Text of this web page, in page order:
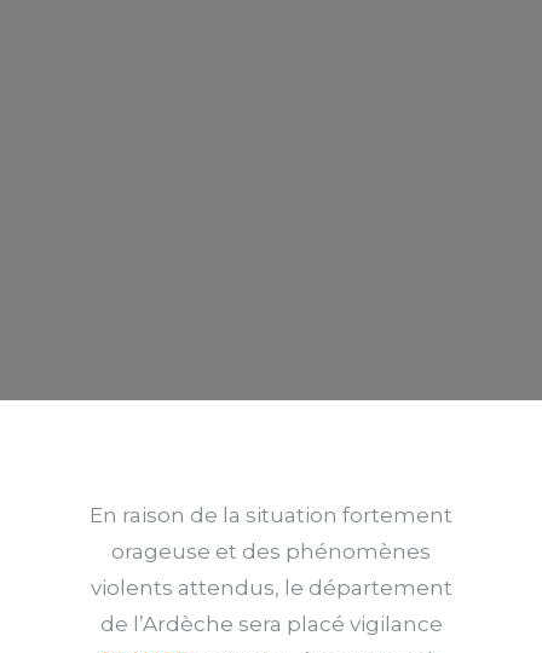
En raison de la situation fortement
orageuse et des phénomènes
violents attendus, le département
de l’Ardèche sera placé vigilance